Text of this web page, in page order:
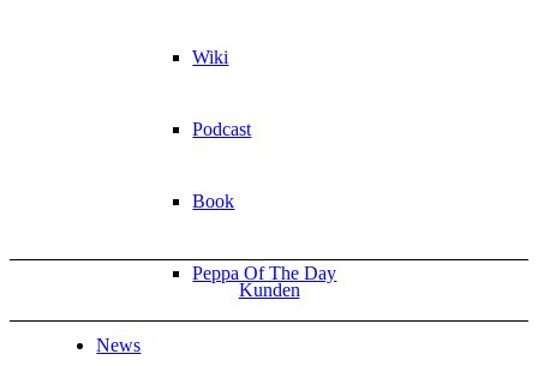
Wiki
Podcast
Book
Peppa Of The Day
News
Kunden